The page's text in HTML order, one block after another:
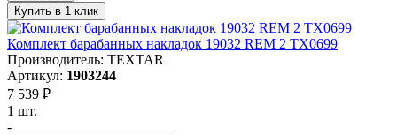
Купить в 1 клик
Комплект барабанных накладок 19032 REM 2 TX0699
Производитель: TEXTAR
Артикул: 1903244
7 539 ₽
1 шт.
-